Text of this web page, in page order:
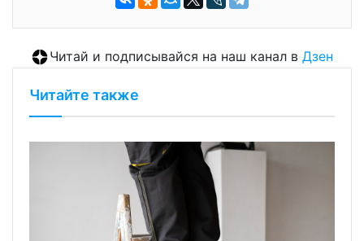
Читай и подписывайся на наш канал в Дзен
Читайте также